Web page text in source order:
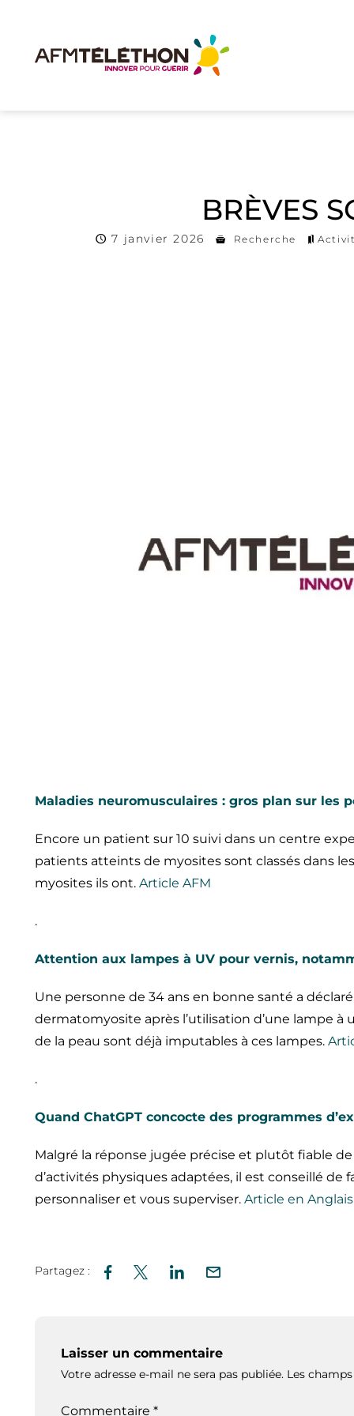
BRÈVES
7 janvier 2026 Recherche
Maladies neuromusculaires : gros plan sur les
Encore un patient sur 10 suivi dans un centre
patients atteints de myosites sont classés dans
myosites ils ont. Article AFM
.
Attention aux lampes à UV pour vernis,
Une personne de 34 ans en bonne santé a
dermatomyosite après l’utilisation d’une lampe à
de la peau sont déjà imputables à ces lampes.
.
Quand ChatGPT concocte des programmes
Malgré la réponse jugée précise et plutôt fiable
d’activités physiques adaptées, il est conseillé de
personnaliser et vous superviser. Article en Anglais
Partagez :
Laisser un commentaire
Votre adresse e-mail ne sera pas publiée. Les
Commentaire *